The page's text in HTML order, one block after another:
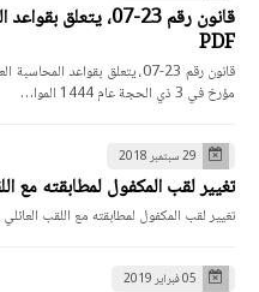
قانون رقم 23-07،
PDF
مؤرخ في 3 ذي الحجة عام 1444 الموا…
29 سبتمبر 2018
تغيير لقب المكفول لمطابقته مع
تغيير لقب المكفول لمطابقته مع اللقب العائلي
05 فبراير 2019